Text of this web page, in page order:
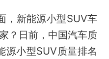
新能源小型SUV车
？日前，中国汽车质
小型SUV质量排名